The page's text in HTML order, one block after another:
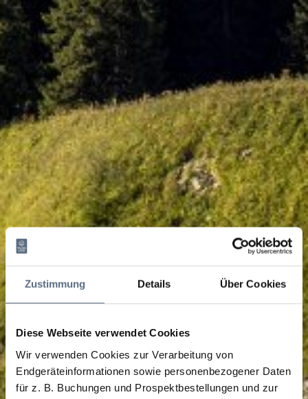
Zustimmung Details Über Cookies
Diese Webseite verwendet Cookies
Wir verwenden Cookies zur Verarbeitung von
Endgeräteinformationen sowie personenbezogener Daten
für z. B. Buchungen und Prospektbestellungen und zur